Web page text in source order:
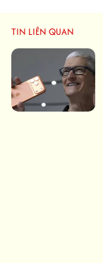
TIN LIÊN QUAN